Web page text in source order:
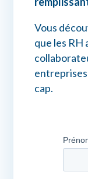
Vous
que les RH
entreprises
cap.